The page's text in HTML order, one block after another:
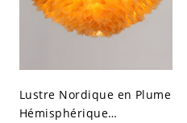
Lustre Nordique en Plume
Hémisphérique